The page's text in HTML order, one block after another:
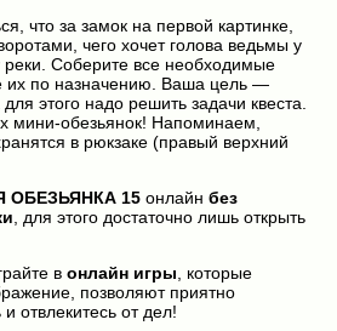
что за замок на первой картинке,
чего хочет голова ведьмы у
реки. Соберите все необходимые
их по назначению. Ваша цель —
этого надо решить задачи квеста.
мини-обезьянок! Напоминаем,
в рюкзаке (правый верхний
ОБЕЗЬЯНКА 15онлайн без
, для этого достаточно лишь открыть
в онлайн игры, которые
позволяют приятно
отвлекитесь от дел!